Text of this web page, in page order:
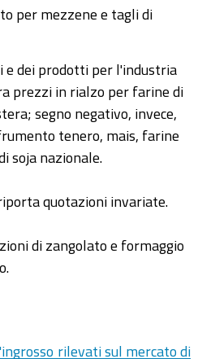
per mezzene e tagli di
e dei prodotti per l'industria
prezzi in rialzo per farine di
segno negativo, invece,
tenero, mais, farine
soja nazionale.
quotazioni invariate.
di zangolato e formaggio
rilevati sul mercato di